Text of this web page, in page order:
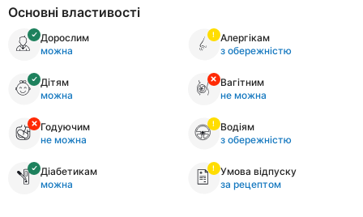
Основні властивості
Дорослим
можна
Алергікам
з обережністю
Дітям
можна
Вагітним
не можна
Годуючим
не можна
Водіям
з обережністю
Діабетикам
можна
Умова відпуску
за рецептом